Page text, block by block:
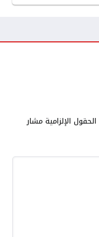
الحقول الإلزامية مشار